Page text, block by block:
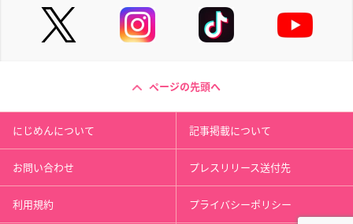
ページの先頭へ
にじめんについて 記事掲載について
お問い合わせ プレスリリース送付先
利用規約 プライバシーポリシー